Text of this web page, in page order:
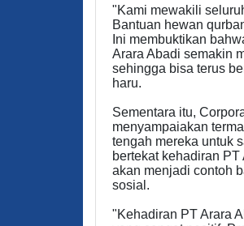
"Kami mewakili
Bantuan hewan
Ini membuktikan
Arara Abadi semakin
sehingga bisa terus
haru.
Sementara itu,
menyampaiakan
tengah mereka untuk
bertekat kehadiran
akan menjadi contoh
sosial.
"Kehadiran PT Arara